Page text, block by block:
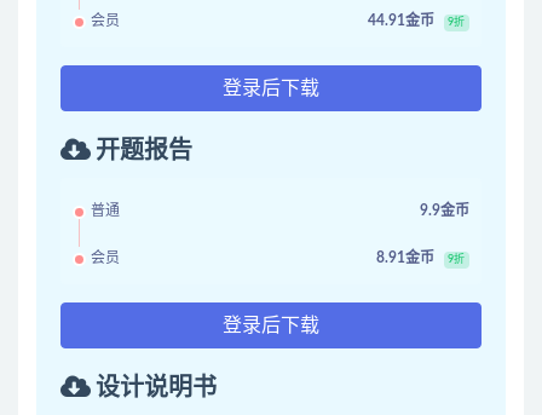
会员 44.91金币 9折
登录后下载
开题报告
普通 9.9金币
会员 8.91金币 9折
登录后下载
设计说明书